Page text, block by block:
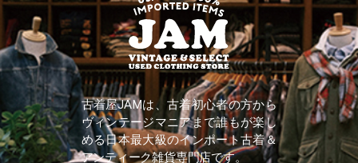
古着屋JAMは、古着初心者の方から
ヴィンテージマニアまで誰もが楽し
める日本最大級のインポート古着＆
アンティーク雑貨専門店です。